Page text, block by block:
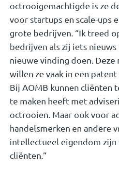
octrooigemachtigde is ze
voor startups en scale-ups
grote bedrijven. “Ik treed
bedrijven als zij iets
nieuwe vinding doen. Deze
willen ze vaak in een
Bij AOMB kunnen cliënten
te maken heeft met
octrooien. Maar ook voor
handelsmerken en andere
intellectueel eigendom zijn
cliënten.”